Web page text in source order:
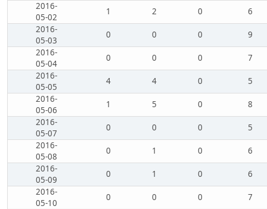
2016-
05-02
1 2 0
6
2016-
05-03
0 0 0
9
2016-
05-04
0 0 0
7
2016-
05-05
4 4 0
5
2016-
05-06
1 5 0
8
2016-
05-07
0 0 0
5
2016-
05-08
0 1 0
6
2016-
05-09
0 1 0
6
2016-
05-10
0 0 0
7